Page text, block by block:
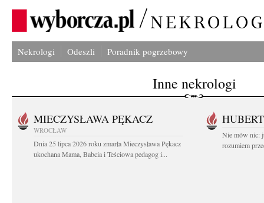
Nekrologi Odeszli Poradnik pogrzebowy
Inne nekrologi
MIECZYSŁAWA PĘKACZ
WROCŁAW
Dnia 25 lipca 2026 roku zmarła Mieczysława Pękacz
ukochana Mama, Babcia i Teściowa pedagog i...
Nie mów nic:
rozumiem